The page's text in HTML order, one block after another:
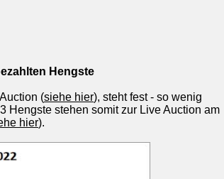
Hengste
(siehe hier), steht fest - so wenig
Hengste stehen somit zur Live Auction am
hier).